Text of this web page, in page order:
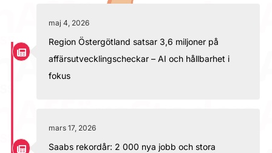
maj 4, 2026
Region Östergötland satsar 3,6 miljoner på
affärsutvecklingscheckar – AI och hållbarhet i
fokus
mars 17, 2026
Saabs rekordår: 2 000 nya jobb och stora